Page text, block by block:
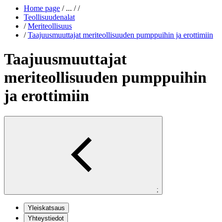
Home page /... / /
Teollisuudenalat
/ Meriteollisuus
/ Taajuusmuuttajat meriteollisuuden pumppuihin ja erottimiin
Taajuusmuuttajat
meriteollisuuden pumppuihin
ja erottimiin
;
Yleiskatsaus
Yhteystiedot